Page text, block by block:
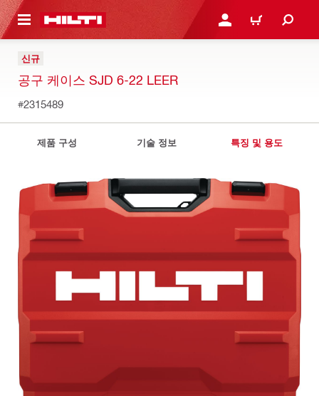
으로 건너뛰기 로그인 또는 회원가입
장바구니
신규
공구 케이스 SJD 6-22 LEER
#2315489
제품 구성 기술 정보 특징 및 용도